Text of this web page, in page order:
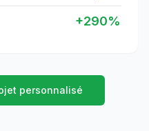
+290%
personnalisé